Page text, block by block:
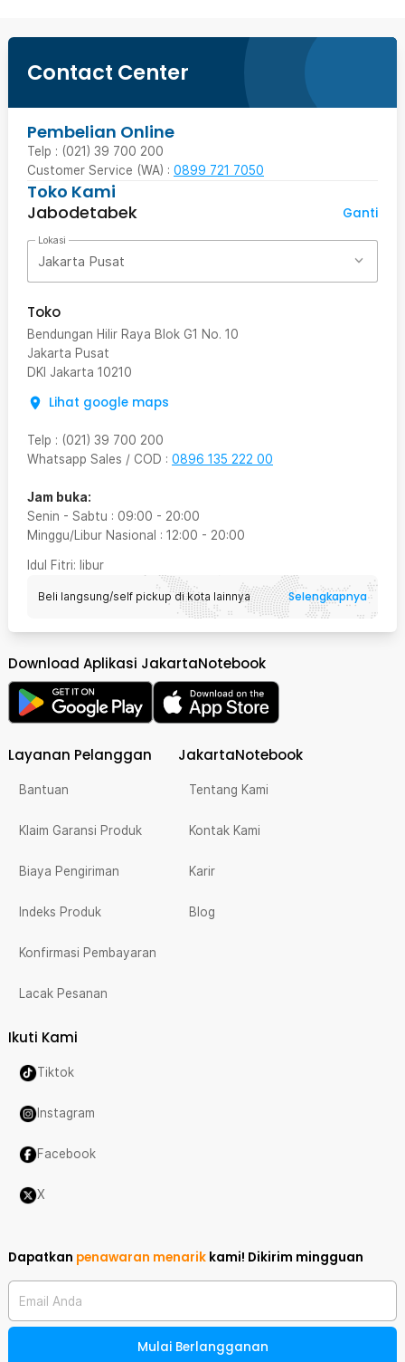
Contact Center
Pembelian Online
Telp : (021) 39 700 200
Customer Service (WA) : 0899 721 7050
Toko Kami
Jabodetabek
Ganti
Lokasi
Jakarta Pusat
Toko
Bendungan Hilir Raya Blok G1 No. 10
Jakarta Pusat
DKI Jakarta 10210
Lihat google maps
Telp : (021) 39 700 200
Whatsapp Sales / COD : 0896 135 222 00
Jam buka:
Senin - Sabtu : 09:00 - 20:00
Minggu/Libur Nasional : 12:00 - 20:00
Idul Fitri: libur
Beli langsung/self pickup di kota lainnya Selengkapnya
Download Aplikasi JakartaNotebook
Layanan Pelanggan
Bantuan
Klaim Garansi Produk
Biaya Pengiriman
Indeks Produk
Konfirmasi Pembayaran
Lacak Pesanan
JakartaNotebook
Tentang Kami
Kontak Kami
Karir
Blog
Ikuti Kami
Tiktok
Instagram
Facebook
X
Dapatkan penawaran menarik kami! Dikirim mingguan
Email Anda
Mulai Berlangganan